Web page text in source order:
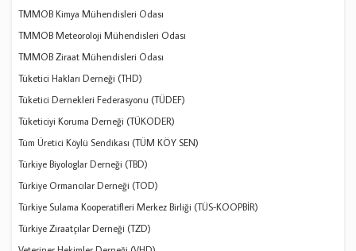
TMMOB Kimya Mühendisleri Odası
TMMOB Meteoroloji Mühendisleri Odası
TMMOB Ziraat Mühendisleri Odası
Tüketici Hakları Derneği (THD)
Tüketici Dernekleri Federasyonu (TÜDEF)
Tüketiciyi Koruma Derneği (TÜKODER)
Tüm Üretici Köylü Sendikası (TÜM KÖY SEN)
Türkiye Biyologlar Derneği (TBD)
Türkiye Ormancılar Derneği (TOD)
Türkiye Sulama Kooperatifleri Merkez Birliği (TÜS-KOOPBİR)
Türkiye Ziraatçılar Derneği (TZD)